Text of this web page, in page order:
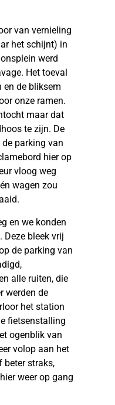
van vernieling
het schijnt) in
werd
Het toeval
en de bliksem
onze ramen.
maar dat
te zijn. De
parking van
hier op
vloog weg
wagen zou
en we konden
Deze bleek vrij
de parking van
alle ruiten, die
werden de
het station
fietsenstalling
ogenblik van
volop aan het
beter straks,
weer op gang